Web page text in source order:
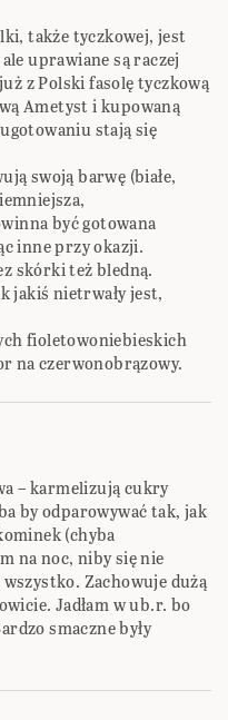
także tyczkowej, jest
uprawiane są raczej
z Polski fasolę tyczkową
Ametyst i kupowaną
stają się
swoją barwę (białe,
być gotowana
inne przy okazji.
skórki też bledną.
jakiś nietrwały jest,
fioletowoniebieskich
na czerwonobrązowy.
– karmelizują cukry
by odparowywać tak, jak
(chyba
na noc, niby się nie
Zachowuje dużą
Jadłam w ub.r. bo
smaczne były